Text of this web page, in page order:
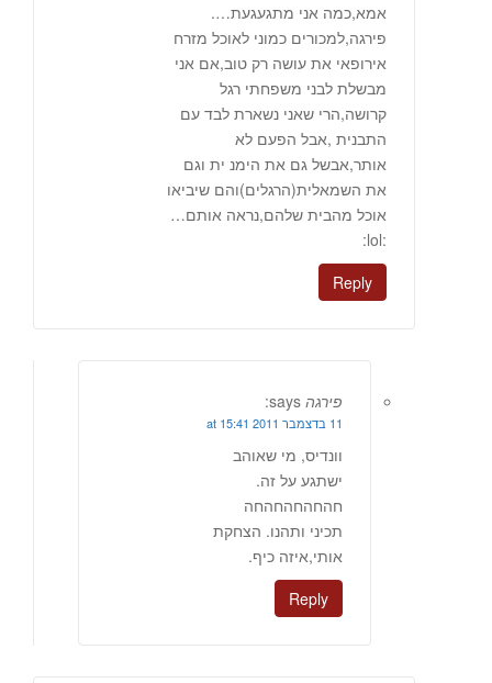
אמא,כמה אני מתגעגעת….
פירגה,למכורים כמוני לאוכל מזרח
אירופאי את עושה רק טוב,אם אני
מבשלת לבני משפחתי רגל
קרושה,הרי שאני נשארת לבד עם
התבנית ,אבל הפעם לא
אותר,אבשל גם את הימנ ית וגם
את השמאלית(הרגלים)והם שיביאו
אוכל מהבית שלהם,נראה אותם…
:lol:
Reply
פירגה says:
11 בדצמבר 2011 at 15:41
וונדיס, מי שאוהב
ישתגע על זה.
חהחהחהחהחה
תכיני ותהנו. הצחקת
אותי,איזה כיף.
Reply